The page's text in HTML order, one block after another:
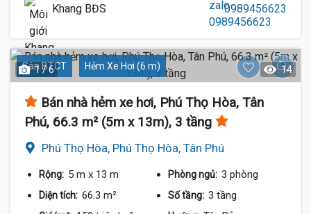
Khang BĐS 0989456623
Sàn BTCT Hẻm Xe Hơi (6 m)
1 / 6 14
Bán nhà hẻm xe hơi, Phú Thọ Hòa, Tân
Phú, 66.3 m² (5m x 13m), 3 tầng
Phú Thọ Hòa, Phú Thọ Hòa, Tân Phú
Rộng: 5 m x 13 m Phòng ngủ: 3 phòng
Diện tích: 66.3 m² Số tầng: 3 tầng